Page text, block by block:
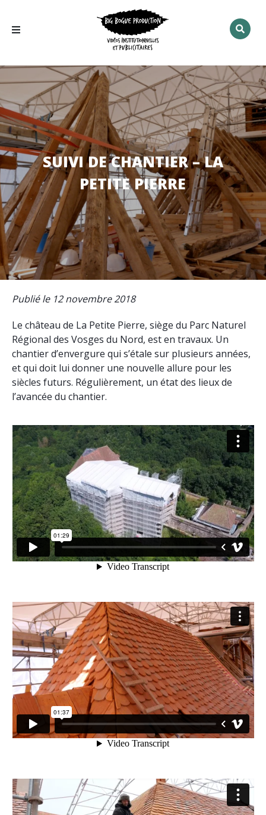
Rechercher
SUIVI DE CHANTIER – LA
PETITE PIERRE
Publié le 12 novembre 2018
Le château de La Petite Pierre, siège du Parc Naturel
Régional des Vosges du Nord, est en travaux. Un
chantier d’envergure qui s’étale sur plusieurs années,
et qui doit lui donner une nouvelle allure pour les
siècles futurs. Régulièrement, un état des lieux de
l’avancée du chantier.